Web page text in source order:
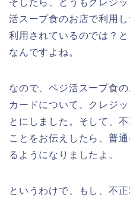
活スープ食のお店で利用
利用されているのでは？
なんですよね。
なので、ベジ活スープ食
カードについて、クレジ
とにしました。そして、
ことをお伝えしたら、普
るようになりましたよ。
というわけで、もし、不